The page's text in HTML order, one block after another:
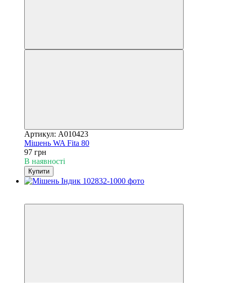
Артикул: A010423
Мішень WA Fita 80
97 грн
В наявності
Купити